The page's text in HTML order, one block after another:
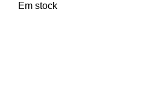
Em stock